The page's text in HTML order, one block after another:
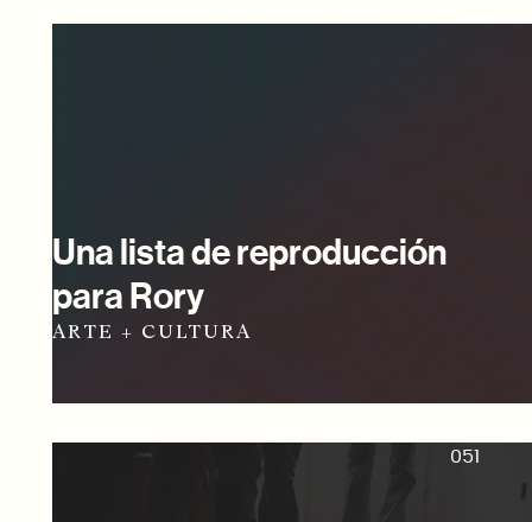
Una lista de reproducción
para Rory
ARTE + CULTURA
051